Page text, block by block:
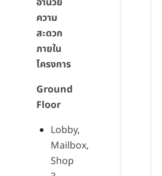
ความ
สะดวก
ภายใน
โครงการ
Ground
Floor
Lobby,
Mailbox,
Shop